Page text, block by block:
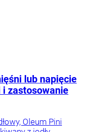
lub napięcie
i zastosowanie
Oleum Pini